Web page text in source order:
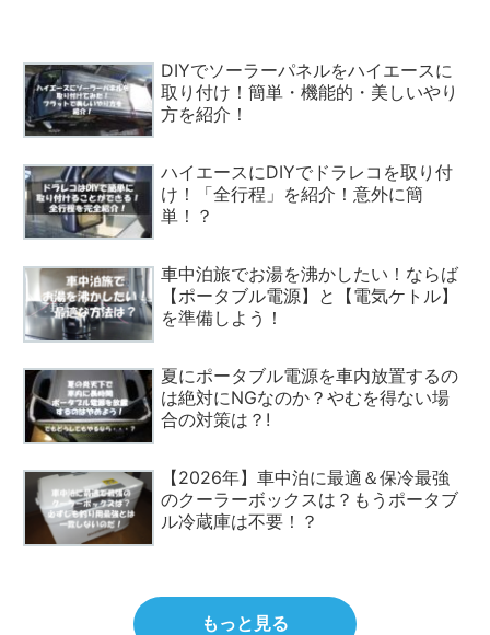
DIYでソーラーパネルをハイエースに
取り付け！簡単・機能的・美しいやり
方を紹介！
ハイエースにDIYでドラレコを取り付
け！「全行程」を紹介！意外に簡
単！？
車中泊旅でお湯を沸かしたい！ならば
【ポータブル電源】と【電気ケトル】
を準備しよう！
夏にポータブル電源を車内放置するの
は絶対にNGなのか？やむを得ない場
合の対策は？!
【2026年】車中泊に最適＆保冷最強
のクーラーボックスは？もうポータブ
ル冷蔵庫は不要！？
もっと見る